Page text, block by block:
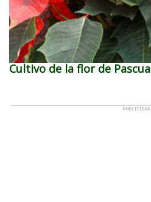
Cultivo de la flor de Pascua